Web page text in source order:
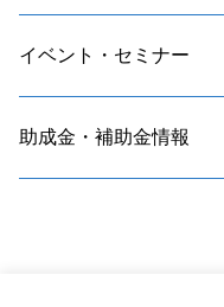
イベント・セミナー
助成金・補助金情報